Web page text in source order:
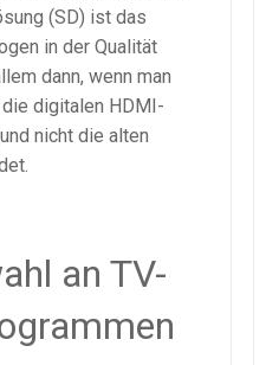
(SD) ist das
in der Qualität
dann, wenn man
digitalen HDMI-
nicht die alten
an TV-